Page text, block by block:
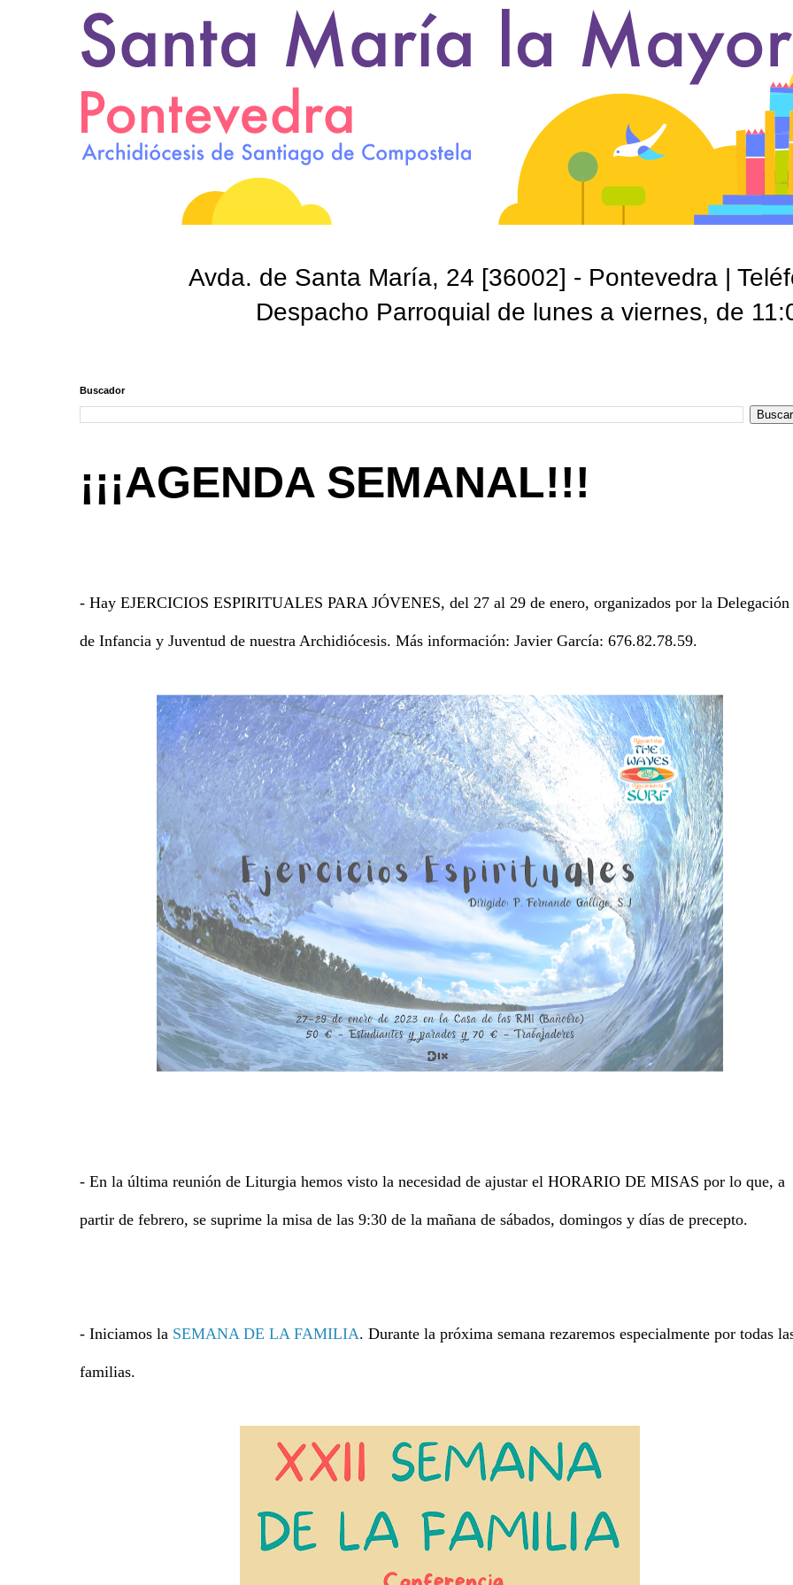
Avda. de Santa María, 24 [36002] - Pontevedra |
Despacho Parroquial de lunes a viernes, de
Buscador
¡¡¡AGENDA SEMANAL!!!
- Hay EJERCICIOS ESPIRITUALES PARA JÓVENES, del 27 al 29 de enero, organizados por la Delegación
de Infancia y Juventud de nuestra Archidiócesis. Más información: Javier García: 676.82.78.59.
- En la última reunión de Liturgia hemos visto la necesidad de ajustar el HORARIO DE MISAS por lo que, a
partir de febrero, se suprime la misa de las 9:30 de la mañana de sábados, domingos y días de precepto.
- Iniciamos la SEMANA DE LA FAMILIA. Durante la próxima semana rezaremos especialmente por todas
familias.